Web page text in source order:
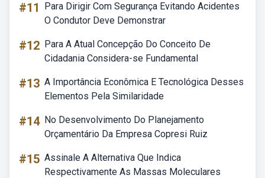
#11
Para Dirigir Com Segurança Evitando Acidentes
O Condutor Deve Demonstrar
#12 Para A Atual Concepção Do Conceito De
Cidadania Considera-se Fundamental
#13 A Importância Econômica E Tecnológica Desses
Elementos Pela Similaridade
#14 No Desenvolvimento Do Planejamento
Orçamentário Da Empresa Copresi Ruiz
#15 Assinale A Alternativa Que Indica
Respectivamente As Massas Moleculares